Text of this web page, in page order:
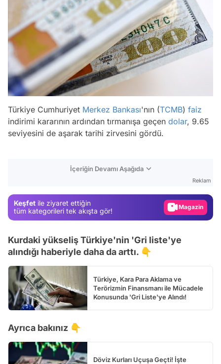
Türkiye Cumhuriyet Merkez Bankası'nın (TCMB) faiz
indirimi kararının ardından tırmanışa geçen dolar, 9.65
seviyesini de aşarak tarihi zirvesini gördü.
İçeriğin Devamı Aşağıda
Reklam
Keşfet ile ziyaret ettiğin
tüm kategorileri tek akışta gör!
Magazin
Kurdaki yükseliş Türkiye'nin 'Gri liste'ye
alındığı haberiyle daha da arttı. 👇
Türkiye, Kara Para Aklama ve
Terörizmin Finansmanı ile Mücadele
Konusunda 'Gri Liste'ye Alındı!
Ayrıca bakınız 👇
Döviz Kurları Uçuşa Geçti! İşte